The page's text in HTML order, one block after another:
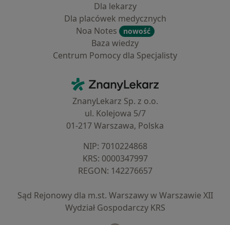
Dla lekarzy
Dla placówek medycznych
Noa Notes
nowość
Baza wiedzy
Centrum Pomocy dla Specjalisty
ZnanyLekarz - Strona główna
ZnanyLekarz Sp. z o.o.
ul. Kolejowa 5/7
01-217 Warszawa, Polska
NIP: ⁠7010224868
KRS: ⁠0000347997
REGON: ⁠142276657
Sąd Rejonowy dla m.st. Warszawy w Warszawie XII
Wydział Gospodarczy KRS